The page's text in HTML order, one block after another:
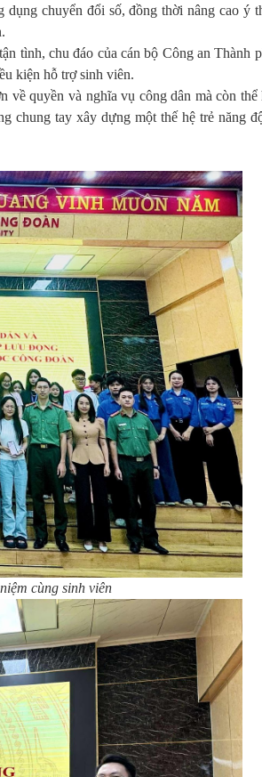
chuyển đổi số, đồng thời nâng cao ý
tình, chu đáo của cán bộ Công an Thành
kiện hỗ trợ sinh viên.
quyền và nghĩa vụ công dân mà còn thể
chung tay xây dựng một thế hệ trẻ năng
cùng sinh viên